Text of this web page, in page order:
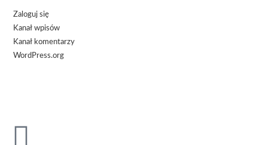
Zaloguj się
Kanał wpisów
Kanał komentarzy
WordPress.org